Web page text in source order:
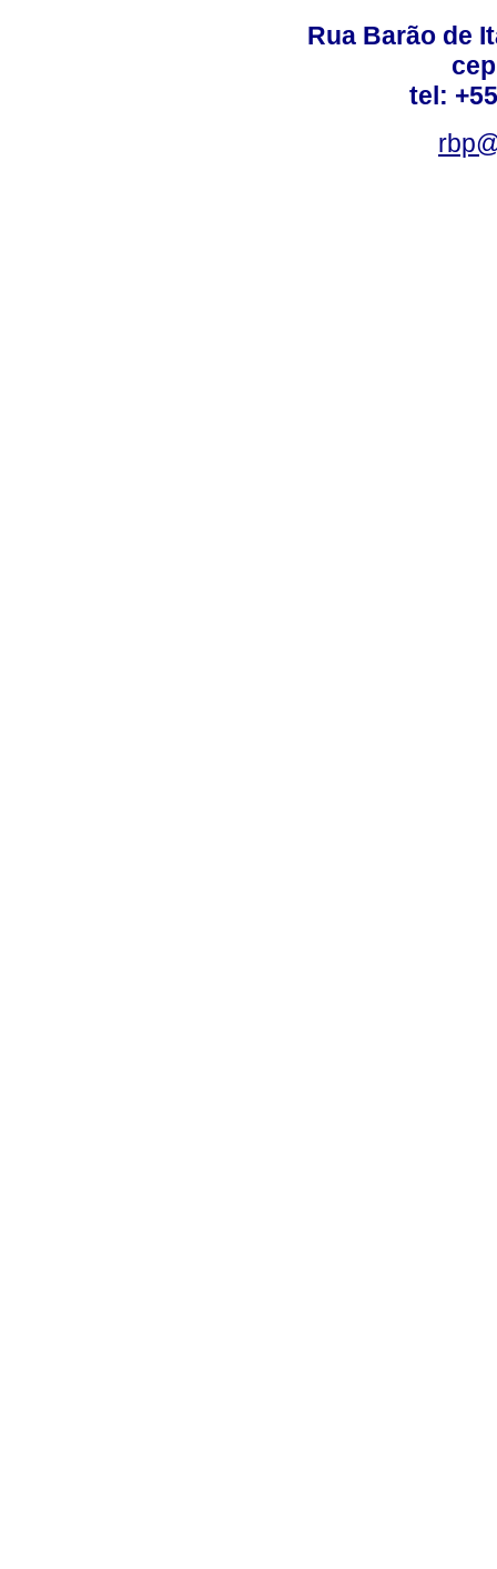
Rua Barão de
tel: